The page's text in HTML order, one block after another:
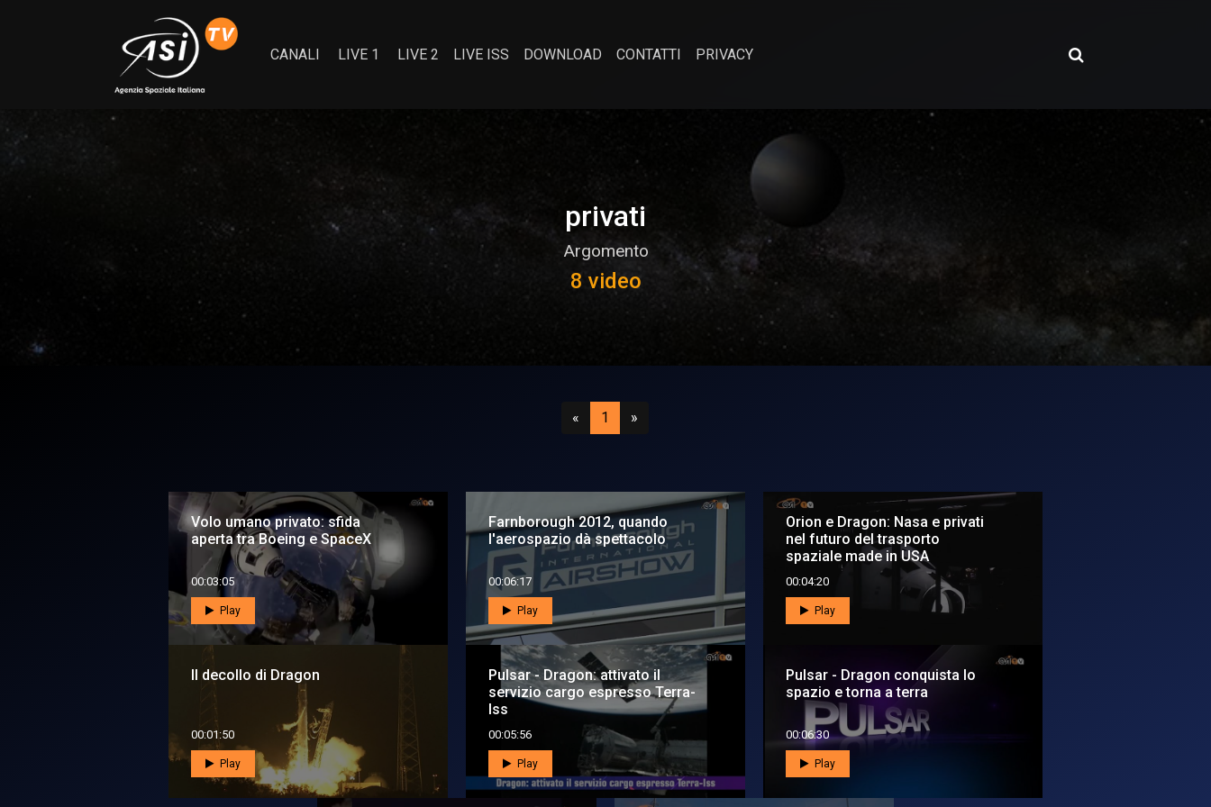
CANALI LIVE 1 LIVE 2 LIVE ISS DOWNLOAD CONTATTI PRIVACY
privati
Argomento
8 video
« Precedente
1 (attuale)
»
Volo umano privato: sfida
aperta tra Boeing e SpaceX
00:03:05
Play
Farnborough 2012, quando
l'aerospazio dà spettacolo
00:06:17
Play
Orion e Dragon: Nasa e privati
nel futuro del trasporto
spaziale made in USA
00:04:20
Play
Il decollo di Dragon
00:01:50
Play
Pulsar - Dragon: attivato il
servizio cargo espresso Terra-
Iss
00:05:56
Play
Pulsar - Dragon conquista lo
spazio e torna a terra
00:06:30
Play